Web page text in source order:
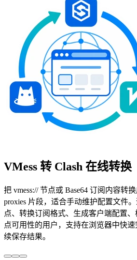
VMess 转 Clash 在线转换
把 vmess:// 节点或 Base64 订阅内容转
proxies 片段，适合手动维护配置文件
点、转换订阅格式、生成客户端配置
点可用性的用户，支持在浏览器中快
续保存结果。